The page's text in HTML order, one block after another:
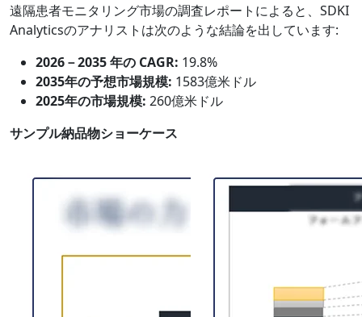
遠隔患者モニタリング市場の調査レポートによると、SDKI
Analyticsのアナリストは次のような結論を出しています:
2026－2035 年の CAGR: 19.8%
2035年の予想市場規模: 1583億米ドル
2025年の市場規模: 260億米ドル
サンプル納品物ショーケース